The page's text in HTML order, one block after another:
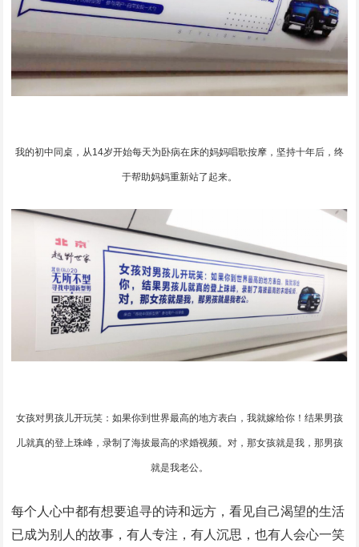
我的初中同桌，从14岁开始每天为卧病在床的妈妈唱歌按摩，坚持十年后，终
于帮助妈妈重新站了起来。
女孩对男孩儿开玩笑：如果你到世界最高的地方表白，我就嫁给你！结果男孩
儿就真的登上珠峰，录制了海拔最高的求婚视频。对，那女孩就是我，那男孩
就是我老公。
每个人心中都有想要追寻的诗和远方，看见自己渴望的生活
已成为别人的故事，有人专注，有人沉思，也有人会心一笑